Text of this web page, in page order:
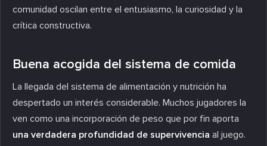
comunidad oscilan entre el entusiasmo, la curiosidad y la
crítica constructiva.
Buena acogida del sistema de comida
La llegada del sistema de alimentación y nutrición ha
despertado un interés considerable. Muchos jugadores la
ven como una incorporación de peso que por fin aporta
una verdadera profundidad de supervivencia al juego.